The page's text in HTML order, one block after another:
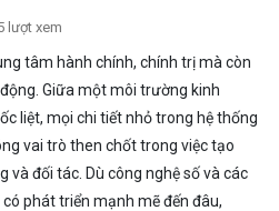
lượt xem
tâm hành chính, chính trị mà còn
Giữa một môi trường kinh
liệt, mọi chi tiết nhỏ trong hệ thống
vai trò then chốt trong việc tạo
và đối tác. Dù công nghệ số và các
phát triển mạnh mẽ đến đâu,